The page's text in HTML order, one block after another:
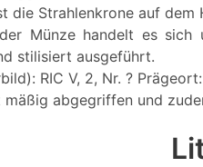
die Strahlenkrone auf
Münze handelt es
stilisiert ausgeführt.
RIC V, 2, Nr. ?
mäßig abgegriffen und